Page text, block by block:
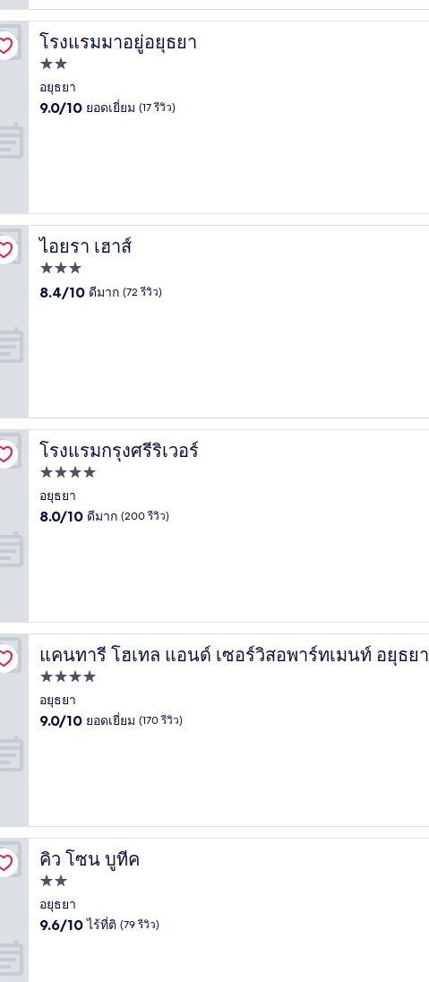
โรงแรมมาอยู่อยุธยา
โรงแรมมาอยู่อยุธยา
ที่พัก
2.0
ดาว
อยุธยา
9.0
9.0/10 ยอดเยี่ยม (17 รีวิว)
ไอยรา เฮาส์
ไอยรา เฮาส์
ที่พัก
3.0
8.4
8.4/10 ดีมาก (72 รีวิว)
โรงแรมกรุงศรีริเวอร์
โรงแรมกรุงศรีริเวอร์
ที่พัก
4.0
ดาว
อยุธยา
8.0
8.0/10 ดีมาก (200 รีวิว)
แคนทารี โฮเทล แอนด์ เซอร์วิสอพาร์ทเมนท์ อยุธยา
แคนทารี โฮเทล แอนด์ เซอร์วิสอพาร์ทเมนท์ อยุธยา
ที่พัก
4.0
ดาว
อยุธยา
9.0
9.0/10 ยอดเยี่ยม (170 รีวิว)
คิว โซน บูทีค
คิว โซน บูทีค
ที่พัก
2.0
ดาว
อยุธยา
9.6
9.6/10 ไร้ที่ติ (79 รีวิว)